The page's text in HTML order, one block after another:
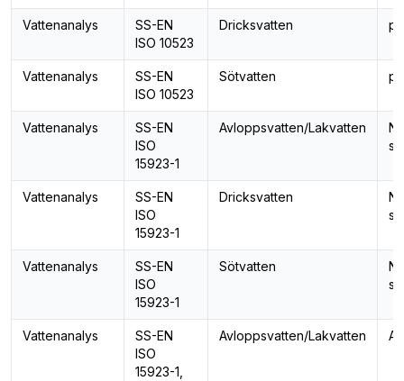
Vattenanalys
SS-EN
ISO 10523
Dricksvatten
Vattenanalys
SS-EN
ISO 10523
Sötvatten
Vattenanalys
SS-EN
ISO
15923-1
Avloppsvatten/Lakvatten
Vattenanalys
SS-EN
ISO
15923-1
Dricksvatten
Vattenanalys
SS-EN
ISO
15923-1
Sötvatten
Vattenanalys
SS-EN
ISO
15923-1,
Avloppsvatten/Lakvatten